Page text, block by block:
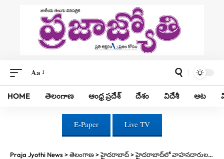
Aa
HOME తెలంగాణ ఆంధ్ర ప్రదేశ్ దేశం విదేశీ ఆట
E-Paper Live TV
Praja Jyothi News>తెలంగాణ>హైదరాబాద్>హైదరాబాద్‌లో వాహనదారులకు గుడ్ న్యూస్.. పీజేఆర్ ఫ్లైఓవర్ ప్రారంభం